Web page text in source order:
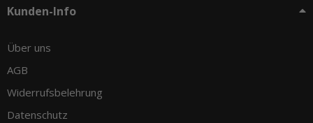
Kunden-Info
Über uns
AGB
Widerrufsbelehrung
Datenschutz